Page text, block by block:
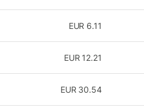
6.11
EUR
12.21
EUR
30.54
EUR